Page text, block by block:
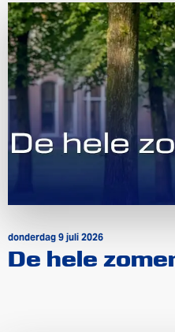
donderdag 9 juli 2026
De hele